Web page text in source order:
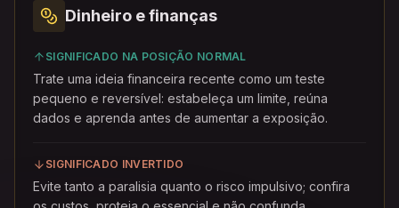
Dinheiro e finanças
SIGNIFICADO NA POSIÇÃO NORMAL
Trate uma ideia financeira recente como um teste
pequeno e reversível: estabeleça um limite, reúna
dados e aprenda antes de aumentar a exposição.
SIGNIFICADO INVERTIDO
Evite tanto a paralisia quanto o risco impulsivo; confira